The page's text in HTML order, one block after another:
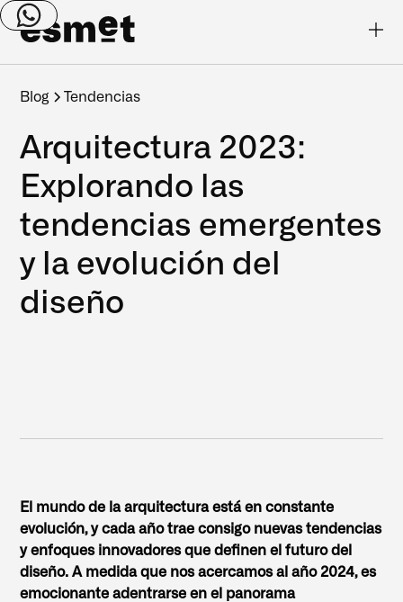
Blog Tendencias
Arquitectura 2023:
Explorando las
tendencias emergentes
y la evolución del
diseño
El mundo de la arquitectura está en constante
evolución, y cada año trae consigo nuevas tendencias
y enfoques innovadores que definen el futuro del
diseño. A medida que nos acercamos al año 2024, es
emocionante adentrarse en el panorama